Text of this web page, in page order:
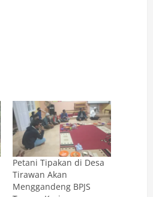
Petani Tipakan di Desa
Tirawan Akan
Menggandeng BPJS